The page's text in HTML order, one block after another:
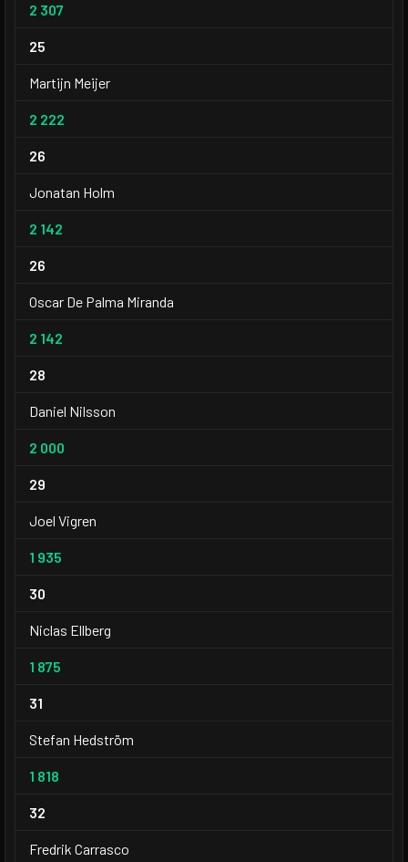
2 307
25
Martijn Meijer
2 222
26
Jonatan Holm
2 142
26
Oscar De Palma Miranda
2 142
28
Daniel Nilsson
2 000
29
Joel Vigren
1 935
30
Niclas Ellberg
1 875
31
Stefan Hedström
1 818
32
Fredrik Carrasco